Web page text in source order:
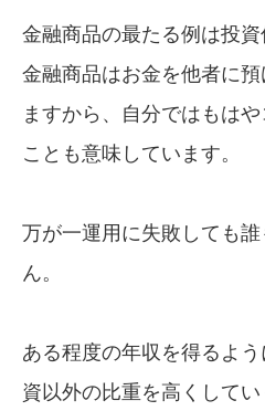
金融商品の最たる例は投
金融商品はお金を他者に
ますから、自分ではもは
ことも意味しています。
万が一運用に失敗しても
ん。
ある程度の年収を得るよ
資以外の比重を高くして